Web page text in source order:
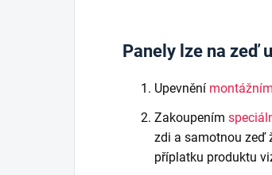
Panely lze na zeď
Upevnění
Zakoupením
zdi a samotnou zeď
příplatku produktu